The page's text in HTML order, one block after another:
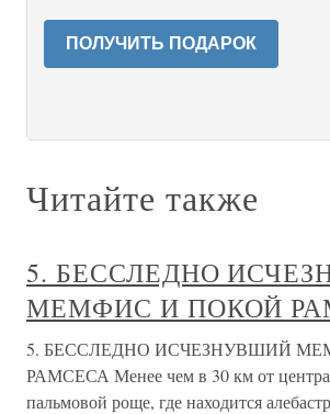
ПОЛУЧИТЬ ПОДАРОК
Читайте также
5. БЕССЛЕДНО
МЕМФИС И ПОКОЙ
5. БЕССЛЕДНО ИСЧЕЗНУВШИЙ
РАМСЕСА Менее чем в 30 км от
пальмовой роще, где находится